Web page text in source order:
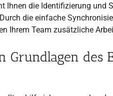
Ihnen die Identifizierung und
die einfache
Ihrem Team zusätzliche
Grundlagen des